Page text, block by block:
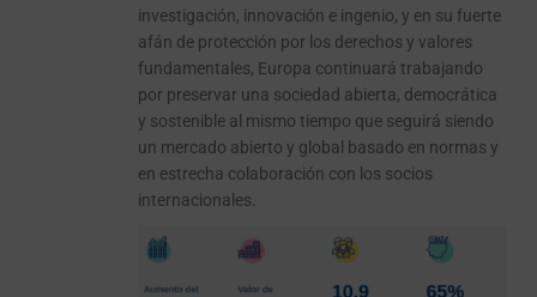
investigación, innovación e ingenio, y en su fuerte
afán de protección por los derechos y valores
fundamentales, Europa continuará trabajando
por preservar una sociedad abierta, democrática
y sostenible al mismo tiempo que seguirá siendo
un mercado abierto y global basado en normas y
en estrecha colaboración con los socios
internacionales.